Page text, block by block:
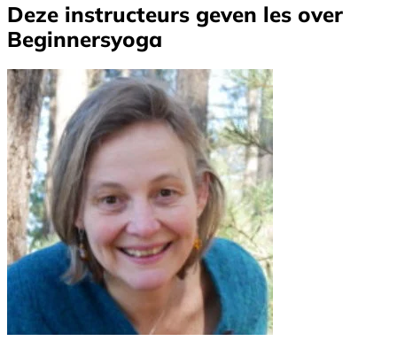
Deze instructeurs geven les over
Beginnersyoga